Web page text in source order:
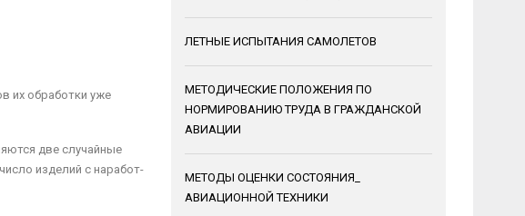
их обработки уже
две случайные
изделий с наработ­
ЛЕТНЫЕ ИСПЫТАНИЯ САМОЛЕТОВ
МЕТОДИЧЕСКИЕ ПОЛОЖЕНИЯ ПО
НОРМИРОВАНИЮ ТРУДА В ГРАЖДАНСКОЙ
АВИАЦИИ
МЕТОДЫ ОЦЕНКИ СОСТОЯНИЯ_
АВИАЦИОННОЙ ТЕХНИКИ